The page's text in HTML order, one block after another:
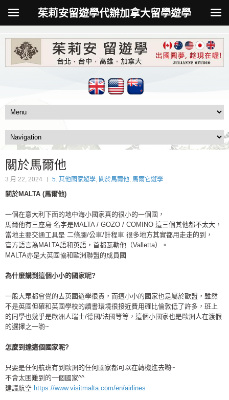
關於馬爾他
3 月 22, 2024 5. 其他國家遊學, 關於馬爾他, 馬爾它遊學
關於MALTA (馬爾他)
一個在意大利下面的地中海小國家真的很小的一個國，
馬爾他有三座島 名字是MALTA / GOZO / COMINO 這三個其他都不太大，
當地主要交通工具是 二條腿/公車/計程車 很多地方其實都用走走的到，
官方語言為MALTA語和英語，首都瓦勒他（Valletta）。
MALTA亦是大英國協和歐洲聯盟的成員國
為什麼講到這個小小的國家呢?
一般大眾都會覺的去英國遊學很貴，而這小小的國家也是屬於歐盟，雖然
不是英國但確和英國學校的讀書環境很接近費用確比倫敦低了許多，班上
的同學也幾乎是歐洲人瑞士/德國/法國等等，這個小國家也是歐洲人在渡假
的選擇之一喲~
怎麼到達這個國家呢?
只要是任何航班有到歐洲的任何國家都可以在轉機進去喲~
不會太困難到的一個國家^^
建議航空 https://www.visitmalta.com/en/airlines
茱莉安留遊學代辦加拿大留學遊學